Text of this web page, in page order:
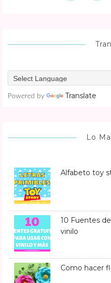
Powered by Translate
Lo
Alfabeto toy
10 Fuentes
vinilo
Como hacer